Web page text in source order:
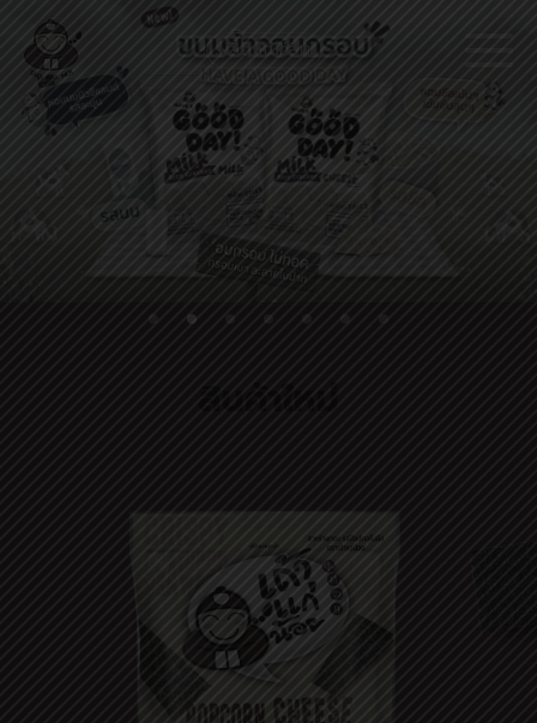
ผลิตภัณฑ์อื่น